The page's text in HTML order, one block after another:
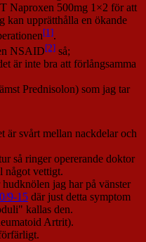
Naproxen 500mg 1×2 för att
kan upprätthålla en ökande
[1].
NSAID[2] så;
är inte bra att förlångsamma
Prednisolon) som jag tar
är svårt mellan nackdelar och
så ringer opererande doktor
något vettigt.
jag har på vänster
9-15 där just detta symptom
kallas den.
Artrit).